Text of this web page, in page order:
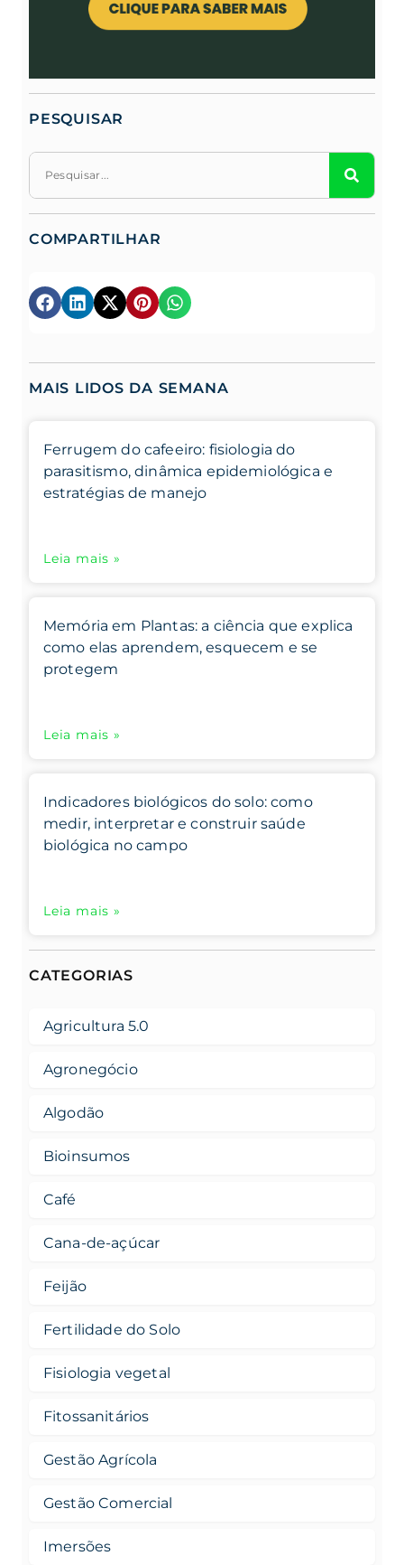
PESQUISAR
COMPARTILHAR
MAIS LIDOS DA SEMANA
Ferrugem do cafeeiro: fisiologia do
parasitismo, dinâmica epidemiológica e
estratégias de manejo
Leia mais »
Memória em Plantas: a ciência que explica
como elas aprendem, esquecem e se
protegem
Leia mais »
Indicadores biológicos do solo: como
medir, interpretar e construir saúde
biológica no campo
Leia mais »
CATEGORIAS
Agricultura 5.0
Agronegócio
Algodão
Bioinsumos
Café
Cana-de-açúcar
Feijão
Fertilidade do Solo
Fisiologia vegetal
Fitossanitários
Gestão Agrícola
Gestão Comercial
Imersões